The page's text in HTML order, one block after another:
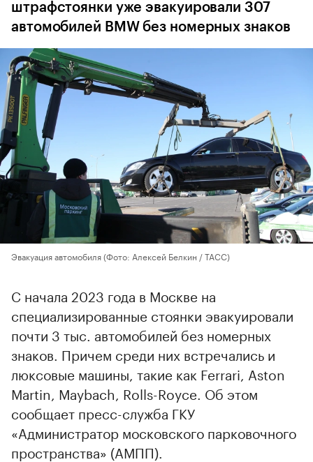
штрафстоянки уже эвакуировали 307
автомобилей BMW без номерных знаков
Эвакуация автомобиля(Фото: Алексей Белкин / ТАСС)
С начала 2023 года в Москве на
специализированные стоянки эвакуировали
почти 3 тыс. автомобилей без номерных
знаков. Причем среди них встречались и
люксовые машины, такие как Ferrari, Aston
Martin, Maybach, Rolls-Royce. Об этом
сообщает пресс-служба ГКУ
«Администратор московского парковочного
пространства» (АМПП).